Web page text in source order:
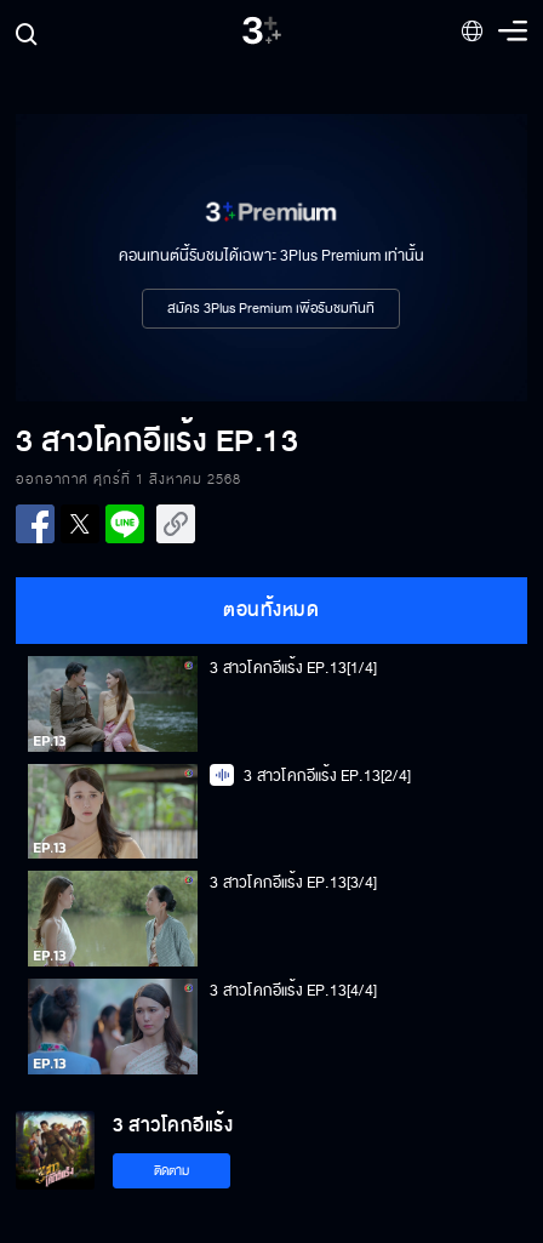
คอนเทนต์นี้รับชมได้เฉพาะ 3Plus Premium เท่านั้น
สมัคร 3Plus Premium เพื่อรับชมทันที
3 สาวโคกอีแร้ง EP.13
ออกอากาศ ศุกร์ที่ 1 สิงหาคม 2568
ตอนทั้งหมด
3 สาวโคกอีแร้ง EP.13[1/4]
3 สาวโคกอีแร้ง EP.13[2/4]
3 สาวโคกอีแร้ง EP.13[3/4]
3 สาวโคกอีแร้ง EP.13[4/4]
3 สาวโคกอีแร้ง
ติดตาม